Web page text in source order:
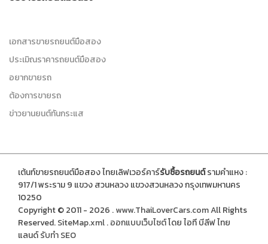
เอกสารขายรถยนต์มือสอง
ประเมิณราคารถยนต์มือสอง
อยากขายรถ
ต้องการขายรถ
ข่าวยานยนต์ทันกระแส
เต้นท์ขายรถยนต์มือสอง ไทยเลิฟเวอร์คาร์รับซื้อรถยนต์รามคำแหง :
917/1 พระราม 9 แขวง สวนหลวง แขวงสวนหลวง กรุงเทพมหานคร
10250
Copyright © 2011 - 2026 .www.ThaiLoverCars.comAll Rights
Reserved.SiteMap.xml.ออกแบบเว็บไซต์โดย ไอที บีลีฟ ไทย
แลนด์รับทำ SEO